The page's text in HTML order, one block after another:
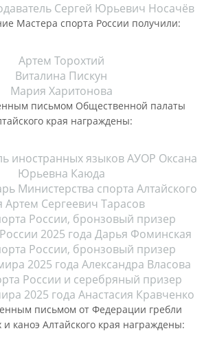
Сергей Юрьевич Носачёв
Мастера спорта России получили:
Артем Торохтий
Виталина Пискун
Мария Харитонова
письмом Общественной палаты
края награждены:
иностранных языков АУОР Оксана
Юрьевна Каюда
Министерства спорта Алтайского
Артем Сергеевич Тарасов
России, бронзовый призер
2025 года Дарья Фоминская
России, бронзовый призер
2025 года Александра Власова
России и серебряный призер
2025 года Анастасия Кравченко
письмом от Федерации гребли
и каноэ Алтайского края награждены: